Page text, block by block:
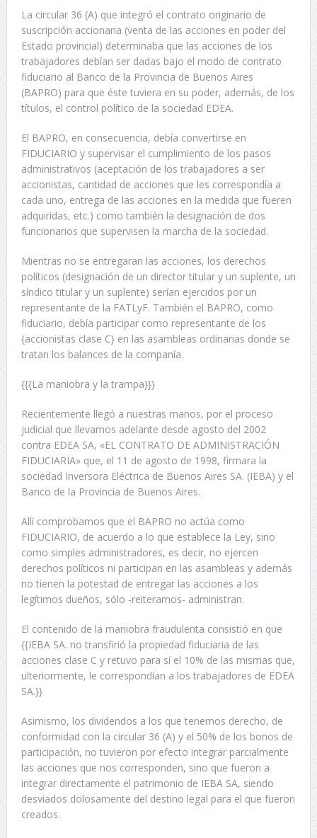
La circular 36 (A) que integró el contrato originario de
suscripción accionaria (venta de las acciones en poder del
Estado provincial) determinaba que las acciones de los
trabajadores debían ser dadas bajo el modo de contrato
fiduciario al Banco de la Provincia de Buenos Aires
(BAPRO) para que éste tuviera en su poder, además, de los
títulos, el control político de la sociedad EDEA.
El BAPRO, en consecuencia, debía convertirse en
FIDUCIARIO y supervisar el cumplimiento de los pasos
administrativos (aceptación de los trabajadores a ser
accionistas, cantidad de acciones que les correspondía a
cada uno, entrega de las acciones en la medida que fueren
adquiridas, etc.) como también la designación de dos
funcionarios que supervisen la marcha de la sociedad.
Mientras no se entregaran las acciones, los derechos
políticos (designación de un director titular y un suplente, un
síndico titular y un suplente) serían ejercidos por un
representante de la FATLyF. También el BAPRO, como
fiduciario, debía participar como representante de los
{accionistas clase C} en las asambleas ordinarias donde se
tratan los balances de la companía.
{{{La maniobra y la trampa}}}
Recientemente llegó a nuestras manos, por el proceso
judicial que llevamos adelante desde agosto del 2002
contra EDEA SA, «EL CONTRATO DE ADMINISTRACIÓN
FIDUCIARIA» que, el 11 de agosto de 1998, firmara la
sociedad Inversora Eléctrica de Buenos Aires SA. (IEBA) y el
Banco de la Provincia de Buenos Aires.
Allí comprobamos que el BAPRO no actúa como
FIDUCIARIO, de acuerdo a lo que establece la Ley, sino
como simples administradores, es decir, no ejercen
derechos políticos ni participan en las asambleas y además
no tienen la potestad de entregar las acciones a los
legítimos dueños, sólo -reiteramos- administran.
El contenido de la maniobra fraudulenta consistió en que
{{IEBA SA. no transfirió la propiedad fiduciaria de las
acciones clase C y retuvo para sí el 10% de las mismas que,
ulteriormente, le correspondían a los trabajadores de EDEA
SA.}}
Asimismo, los dividendos a los que tenemos derecho, de
conformidad con la circular 36 (A) y el 50% de los bonos de
participación, no tuvieron por efecto integrar parcialmente
las acciones que nos corresponden, sino que fueron a
integrar directamente el patrimonio de IEBA SA, siendo
desviados dolosamente del destino legal para el que fueron
creados.